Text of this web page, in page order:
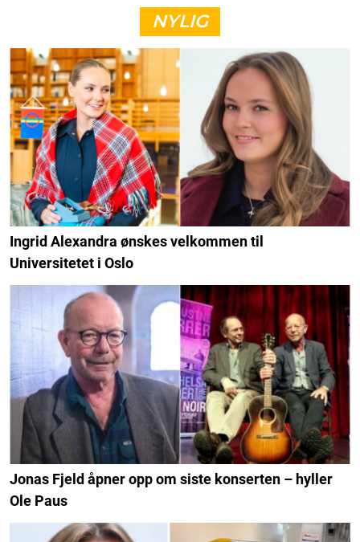
NYLIG
Ingrid Alexandra ønskes velkommen til
Universitetet i Oslo
Jonas Fjeld åpner opp om siste konserten – hyller
Ole Paus